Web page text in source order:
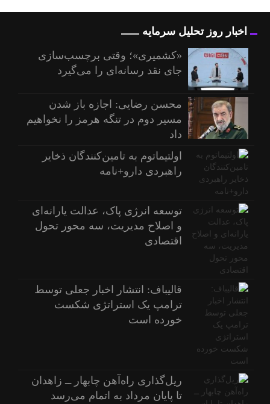
اخبار روز تحلیل سرمایه
«کشمیری»؛ وقتی برچسب‌سازی
جای نقد رسانه‌ای را می‌گیرد
محسن رضایی: اجازه باز شدن
مسیر دوم در تنگه هرمز را نخواهیم
داد
اولتیماتوم به تامین‌کنندگان ذخایر
راهبردی دارو+نامه
توسعه انرژی پاک، عدالت یارانه‌ای
و اصلاح مدیریت، سه محور تحول
اقتصادی
قالیباف: انتشار اخبار جعلی توسط
ترامپ یک استراتژی شکست
خورده است
ریل‌گذاری راه‌آهن چابهار ــ زاهدان
تا پایان مرداد به اتمام می‌رسد